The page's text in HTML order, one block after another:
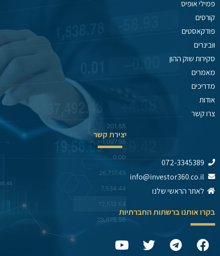
פמילי אופיס
קורסים
פודקאסטים
וובינרים
סקירות שוק ההון
מאמרים
מדריכים
אודות
צרו קשר
יצירת קשר
072-3345389
info@investor360.co.il
לאתר הראשי שלנו
בקרו אותנו ברשתות החברתיות
F
a
T
e
T
w
Y
o